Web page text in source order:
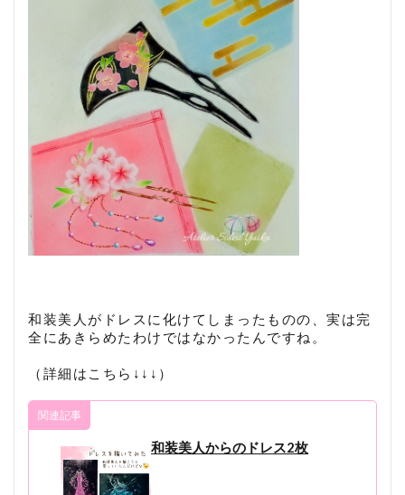
和装美人がドレスに化けてしまったものの、実は完
全にあきらめたわけではなかったんですね。
（詳細はこちら↓↓↓）
関連記事
和装美人からのドレス2枚